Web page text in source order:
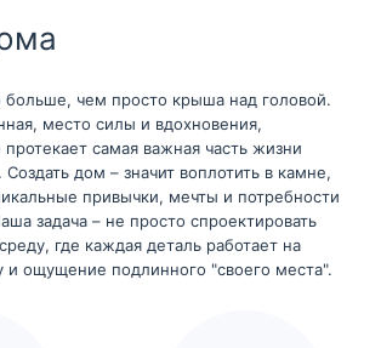
больше, чем просто крыша над головой.
место силы и вдохновения,
протекает самая важная часть жизни
дом – значит воплотить в камне,
привычки, мечты и потребности
задача – не просто спроектировать
где каждая деталь работает на
и ощущение подлинного "своего места".